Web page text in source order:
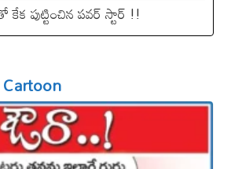
పుట్టించిన ప‌వ‌ర్ స్టార్ !!